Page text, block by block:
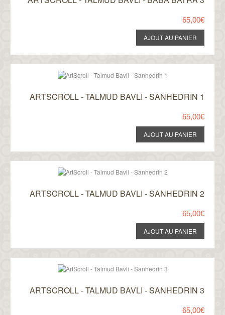
65,00€
ARTSCROLL - TALMUD BAVLI - SANHEDRIN 1
65,00€
ARTSCROLL - TALMUD BAVLI - SANHEDRIN 2
65,00€
ARTSCROLL - TALMUD BAVLI - SANHEDRIN 3
65,00€